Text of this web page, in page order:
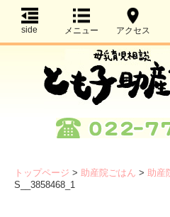
side メニュー アクセス
トップページ > 助産院ごはん > 助
S__3858468_1